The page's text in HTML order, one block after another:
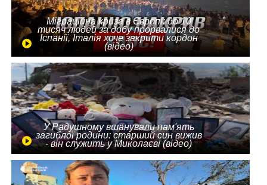
Міграційна криза в Європі: до 10
тисяч людей за добу прорвалися до
Іспанії, Італія хоче закрити кордон
(відео)
У Радушному вшанували пам'ять
загиблої родини: старший син вижив
- він служить у Миколаєві (відео)